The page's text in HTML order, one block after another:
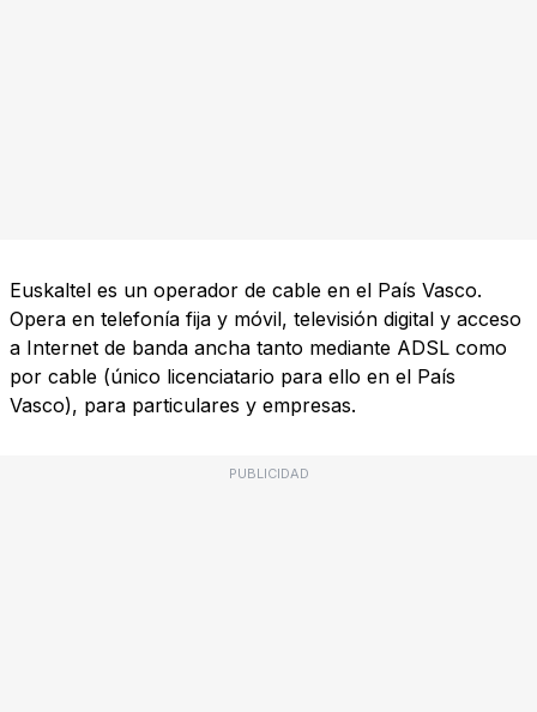
Euskaltel es un operador de cable en el País Vasco.
Opera en telefonía fija y móvil, televisión digital y acceso
a Internet de banda ancha tanto mediante ADSL como
por cable (único licenciatario para ello en el País
Vasco), para particulares y empresas.
PUBLICIDAD